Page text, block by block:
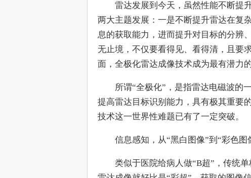
雷达发展到今天，虽然性能不断提升
两大主题发展：一是不断提升雷达在复
息的获取能力，进而提升对目标的分辨
无止境，不仅要看得见、看得清，且要
面，全极化雷达成像技术成为最有潜力
所谓“全极化”，是指雷达电磁波的一
提高雷达目标识别能力，具有极其重要
技术这一世界性难题已有了一定突破。
信息感知，从“黑白图像”到“彩色图
类似于医院给病人做“B超”，传统单